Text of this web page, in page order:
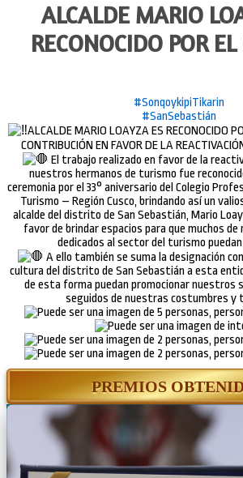
ALCALDE MARIO
RECONOCIDO POR
#SonqoykipiTikarin
#SanSebastián
ALCALDE MARIO LOAYZA ES RECONOCIDO
CONTRIBUCIÓN EN FAVOR DE LA
El trabajo realizado en favor de la
nuestros hermanos de turismo fue
ceremonia por el 33° aniversario del Colegio
Turismo – Región Cusco, brindando así un
alcalde del distrito de San Sebastián, Mario
favor de brindar espacios para que muchos
dedicados al sector del turismo
A ello también se suma la designación
cultura del distrito de San Sebastián a esta
de esta forma puedan promocionar nuestros
seguidos de nuestras costumbres y
PREMIOS